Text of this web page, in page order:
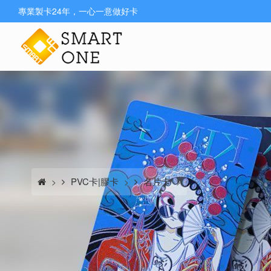
專業製卡24年，一心一意做好卡
> PVC卡|膠卡 > 名片卡 >